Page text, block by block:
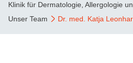
Klinik für Dermatologie, Allergologie
Unser Team
Dr. med. Katja